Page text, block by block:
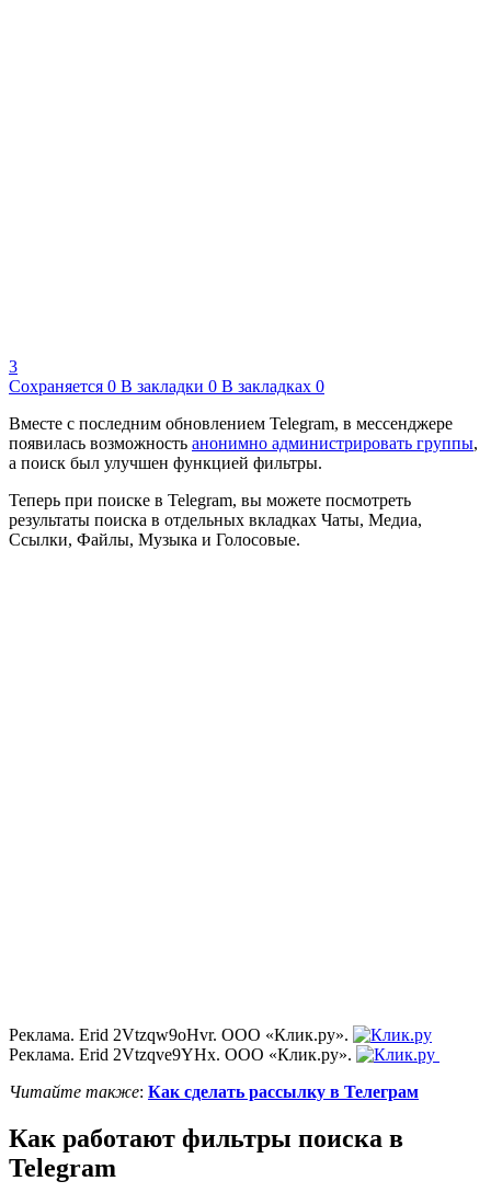
3
Сохраняется 0 В закладки 0 В закладках 0
Вместе с последним обновлением Telegram, в мессенджере
появилась возможность анонимно администрировать группы,
а поиск был улучшен функцией фильтры.
Теперь при поиске в Telegram, вы можете посмотреть
результаты поиска в отдельных вкладках Чаты, Медиа,
Ссылки, Файлы, Музыка и Голосовые.
Реклама. Erid 2Vtzqw9oHvr. ООО «Клик.ру».
Реклама. Erid 2Vtzqve9YHx. ООО «Клик.ру».
Читайте также: Как сделать рассылку в Телеграм
Как работают фильтры поиска в
Telegram